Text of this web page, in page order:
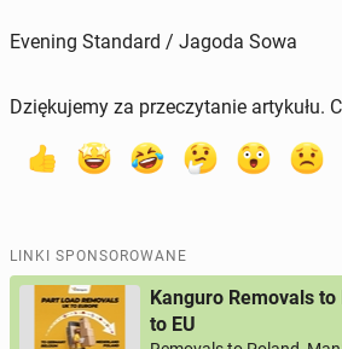
Evening Standard / Jagoda Sowa
Dziękujemy za przeczytanie artykułu.
LINKI SPONSOROWANE
Kanguro Removals
to EU